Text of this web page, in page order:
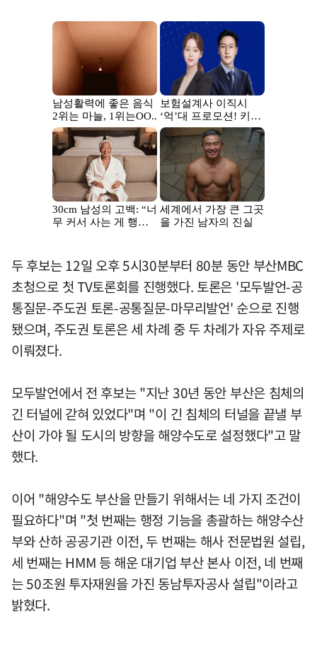
두 후보는 12일 오후 5시30분부터 80분 동안 부산MBC
초청으로 첫 TV토론회를 진행했다. 토론은 '모두발언-공
통질문-주도권 토론-공통질문-마무리발언' 순으로 진행
됐으며, 주도권 토론은 세 차례 중 두 차례가 자유 주제로
이뤄졌다.
모두발언에서 전 후보는 "지난 30년 동안 부산은 침체의
긴 터널에 갇혀 있었다"며 "이 긴 침체의 터널을 끝낼 부
산이 가야 될 도시의 방향을 해양수도로 설정했다"고 말
했다.
이어 "해양수도 부산을 만들기 위해서는 네 가지 조건이
필요하다"며 "첫 번째는 행정 기능을 총괄하는 해양수산
부와 산하 공공기관 이전, 두 번째는 해사 전문법원 설립,
세 번째는 HMM 등 해운 대기업 부산 본사 이전, 네 번째
는 50조원 투자재원을 가진 동남투자공사 설립"이라고
밝혔다.